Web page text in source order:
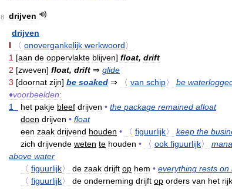
8
drijven
drijven
I
〈 onovergankelijk werkwoord〉
1 [aan de oppervlakte blijven] float, drift
2 [zweven] float, drift ⇒ glide
3 [doornat zijn] be soaked ⇒ 〈 van schip〉 be
♦voorbeelden:
1
het pakje bleef drijven • the package remained afloat
doen drijven • float
een zaak drijvend houden • 〈 figuurlijk〉 keep the
zich drijvende weten te houden • 〈 ook figuurlijk〉
above water
〈 figuurlijk〉 de zaak drijft op hem • everything rests on
〈 figuurlijk〉 de onderneming drijft op orders van het rijk